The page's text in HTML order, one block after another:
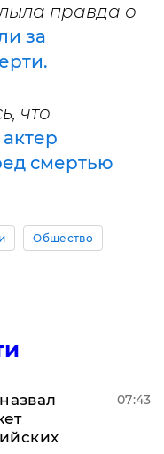
правда о
за
что
актер
смертью
Общество
07:43